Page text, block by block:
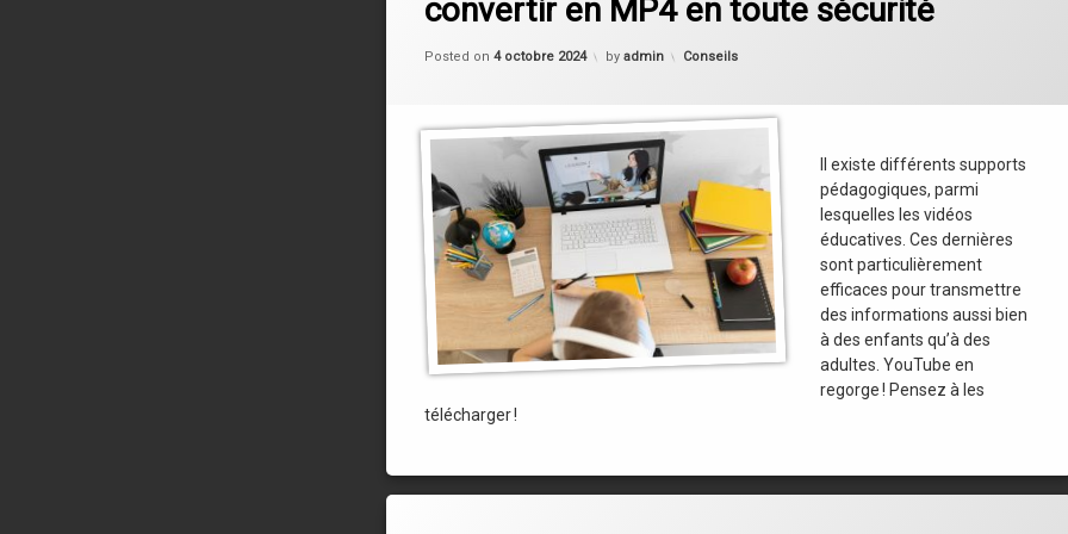
convertir en MP4 en toute sécurité
Posted on 4 octobre 2024 by admin Categories:
Conseils
Il existe différents supports
pédagogiques, parmi
lesquelles les vidéos
éducatives. Ces dernières
sont particulièrement
efficaces pour transmettre
des informations aussi bien
à des enfants qu’à des
adultes. YouTube en
regorge ! Pensez à les
télécharger !